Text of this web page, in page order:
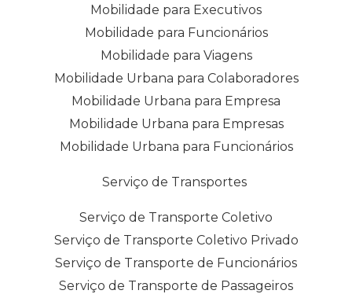
Mobilidade para Executivos
Mobilidade para Funcionários
Mobilidade para Viagens
Mobilidade Urbana para Colaboradores
Mobilidade Urbana para Empresa
Mobilidade Urbana para Empresas
Mobilidade Urbana para Funcionários
Serviço de Transportes
Serviço de Transporte Coletivo
Serviço de Transporte Coletivo Privado
Serviço de Transporte de Funcionários
Serviço de Transporte de Passageiros